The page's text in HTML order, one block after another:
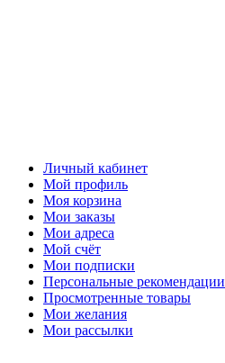
Личный кабинет
Мой профиль
Моя корзина
Мои заказы
Мои адреса
Мой счёт
Мои подписки
Персональные рекомендации
Просмотренные товары
Мои желания
Мои рассылки